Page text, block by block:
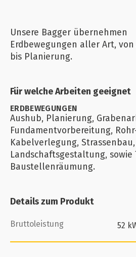
Unsere Bagger übernehmen
Erdbewegungen aller Art, von
bis Planierung.
Für welche Arbeiten geeignet
ERDBEWEGUNGEN
Aushub, Planierung,
Fundamentvorbereitung,
Kabelverlegung, Strassenbau,
Landschaftsgestaltung, sowie
Baustellenräumung.
Details zum Produkt
Bruttoleistung 52